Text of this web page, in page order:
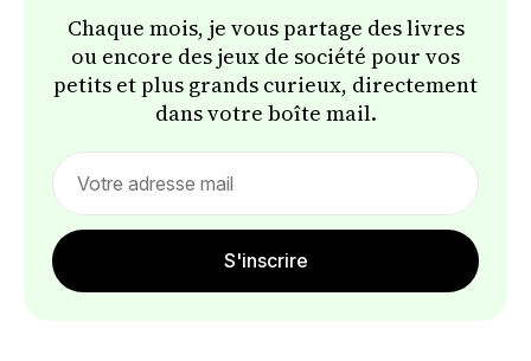
Chaque mois, je vous partage des livres
ou encore des jeux de société pour vos
petits et plus grands curieux, directement
dans votre boîte mail.
S'inscrire